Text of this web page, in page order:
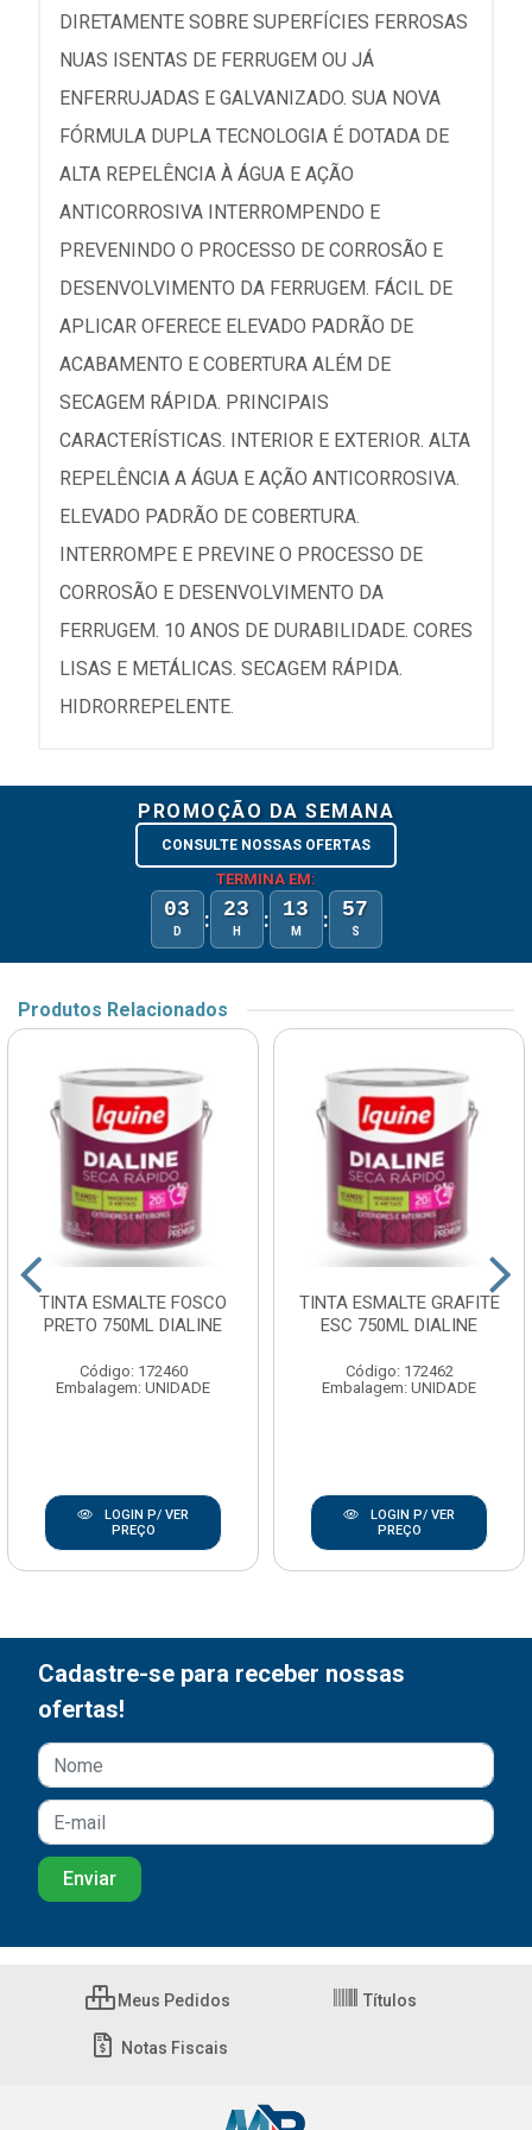
DIRETAMENTE SOBRE SUPERFÍCIES FERROSAS
NUAS ISENTAS DE FERRUGEM OU JÁ
ENFERRUJADAS E GALVANIZADO. SUA NOVA
FÓRMULA DUPLA TECNOLOGIA É DOTADA DE
ALTA REPELÊNCIA À ÁGUA E AÇÃO
ANTICORROSIVA INTERROMPENDO E
PREVENINDO O PROCESSO DE CORROSÃO E
DESENVOLVIMENTO DA FERRUGEM. FÁCIL DE
APLICAR OFERECE ELEVADO PADRÃO DE
ACABAMENTO E COBERTURA ALÉM DE
SECAGEM RÁPIDA. PRINCIPAIS
CARACTERÍSTICAS. INTERIOR E EXTERIOR. ALTA
REPELÊNCIA A ÁGUA E AÇÃO ANTICORROSIVA.
ELEVADO PADRÃO DE COBERTURA.
INTERROMPE E PREVINE O PROCESSO DE
CORROSÃO E DESENVOLVIMENTO DA
FERRUGEM. 10 ANOS DE DURABILIDADE. CORES
LISAS E METÁLICAS. SECAGEM RÁPIDA.
HIDRORREPELENTE.
PROMOÇÃO DA SEMANA
CONSULTE NOSSAS OFERTAS
TERMINA EM:
03
D : 23
H : 13
M : 57
S
Produtos Relacionados
TINTA ESMALTE FOSCO
PRETO 750ML DIALINE
Código: 172460
Embalagem: UNIDADE
LOGIN P/ VER
PREÇO
TINTA ESMALTE GRAFITE
ESC 750ML DIALINE
Código: 172462
Embalagem: UNIDADE
LOGIN P/ VER
PREÇO
Cadastre-se para receber nossas
ofertas!
Meus Pedidos Títulos
Notas Fiscais